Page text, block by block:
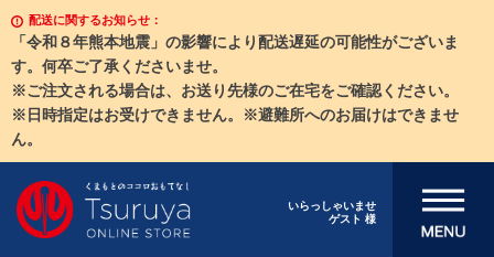
配送に関するお知らせ：
「令和８年熊本地震」の影響により配送遅延の可能性がございま
す。何卒ご了承くださいませ。
※ご注文される場合は、お送り先様のご在宅をご確認ください。
※日時指定はお受けできません。※避難所へのお届けはできませ
ん。
いらっしゃいませ
ゲスト 様
メニューを開